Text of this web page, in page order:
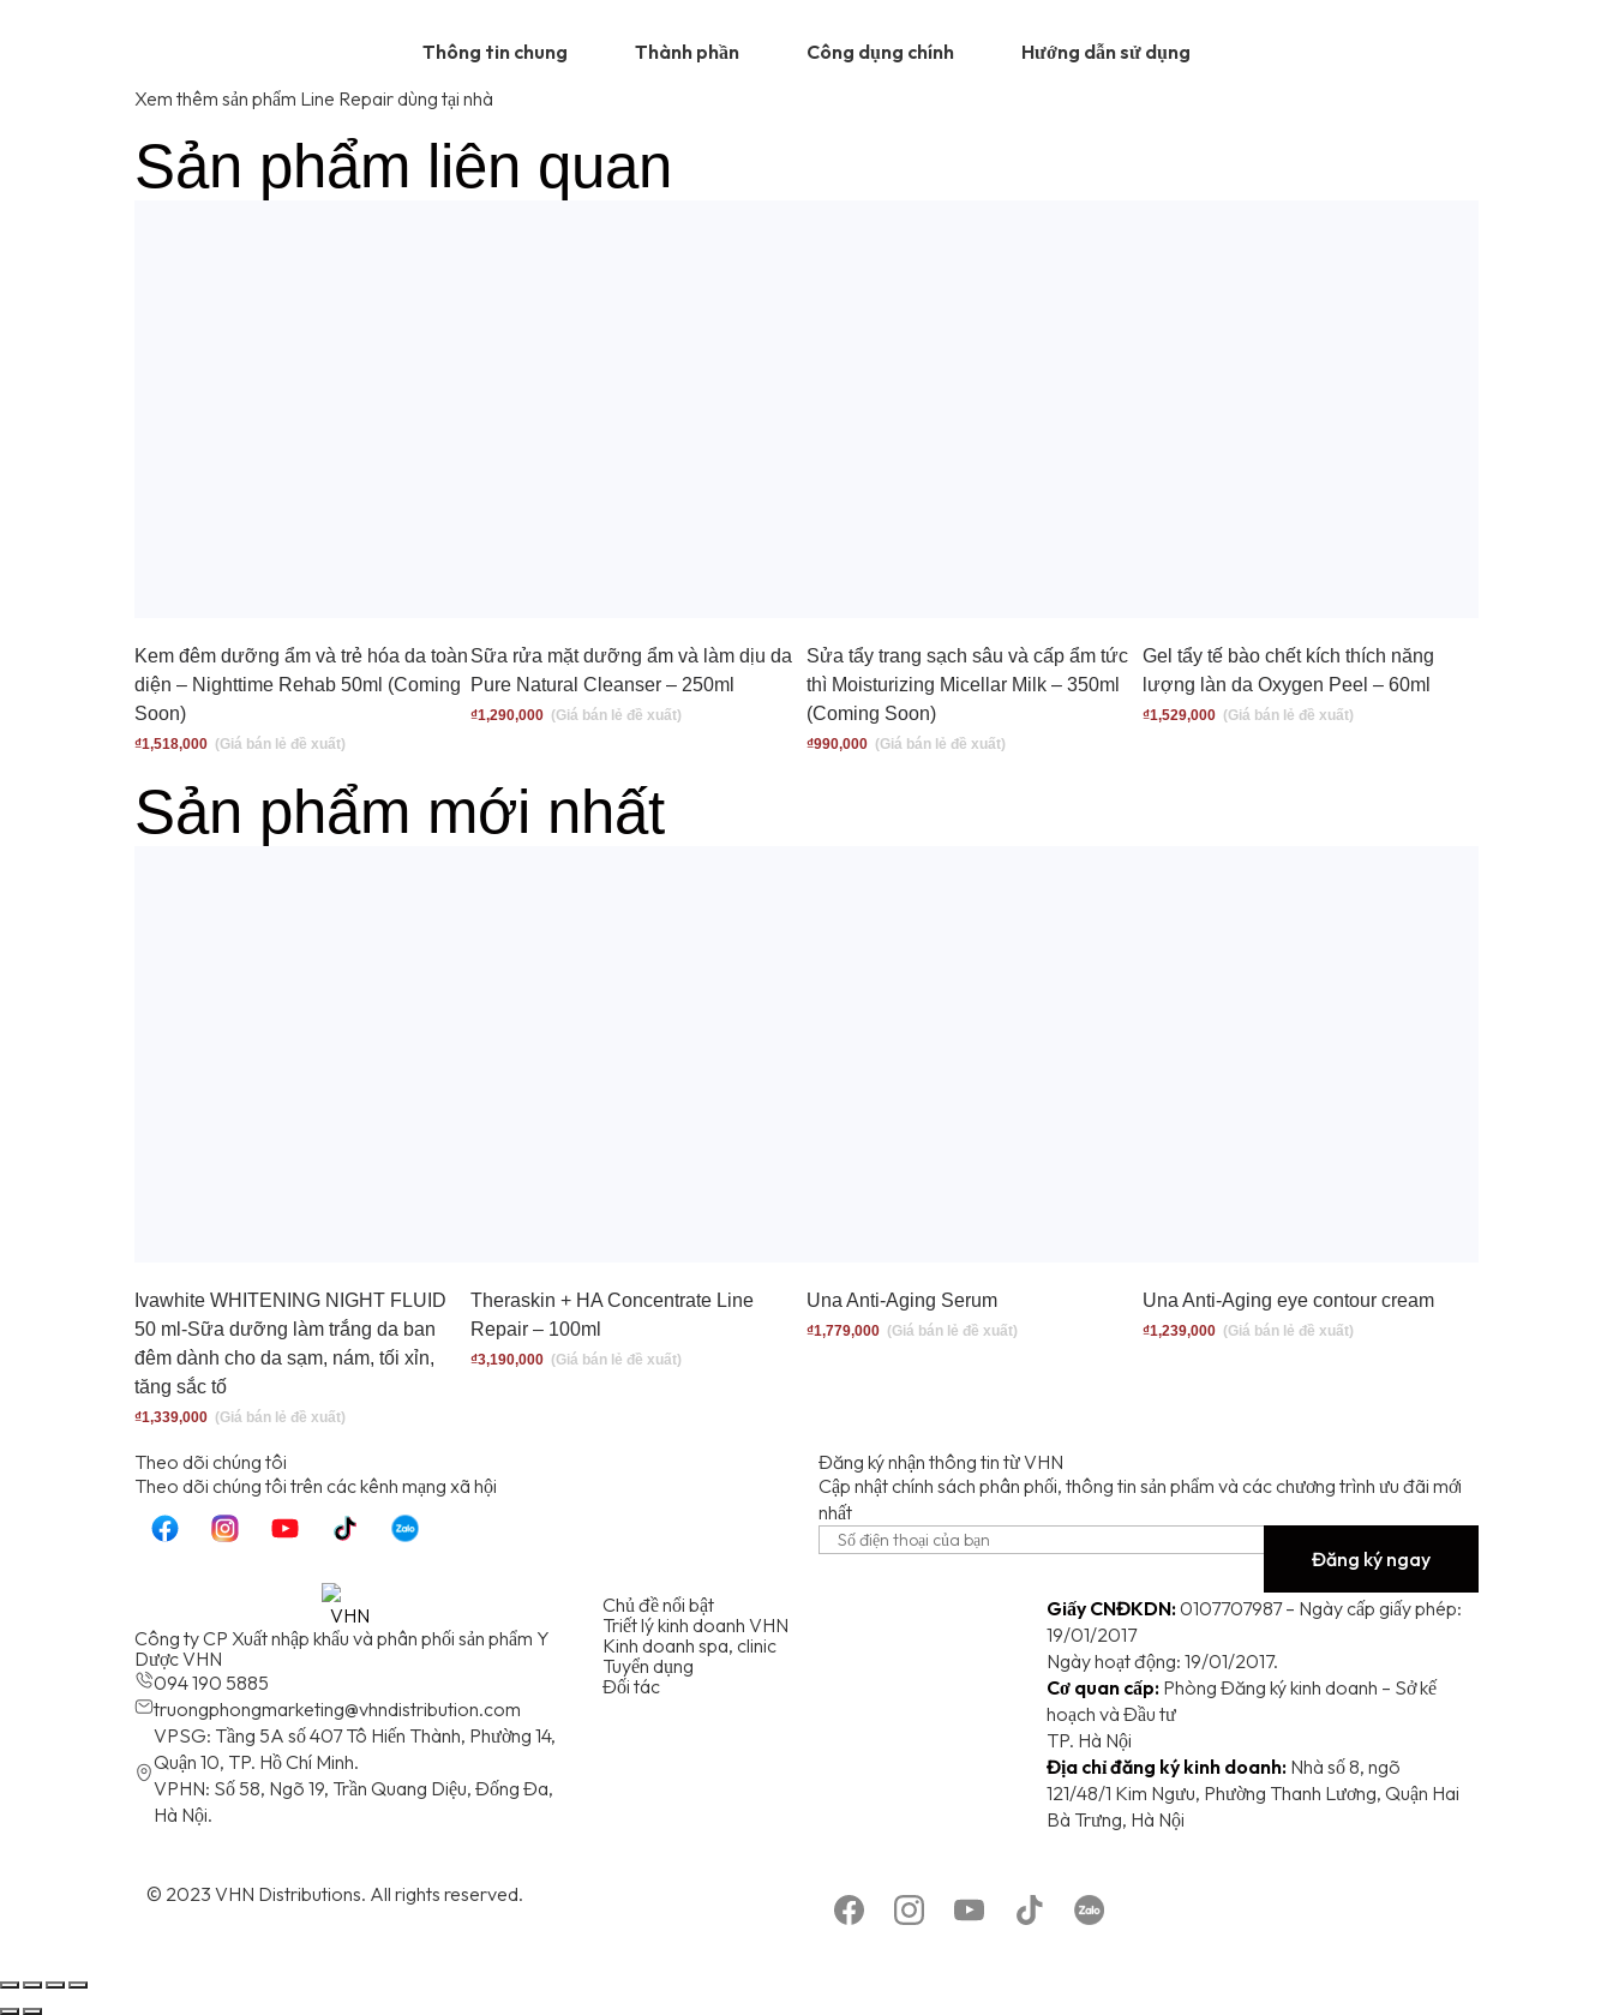
Thông tin chung Thành phần Công dụng chính
Hướng dẫn sử dụng
Xem thêm sản phẩm Line Repair dùng tại nhà
Sản phẩm liên quan
Kem đêm dưỡng ẩm và trẻ hóa da toàn
diện – Nighttime Rehab 50ml (Coming
Soon)
₫1,518,000
Sữa rửa mặt dưỡng ẩm và làm dịu da
Pure Natural Cleanser – 250ml
₫1,290,000
Sửa tẩy trang sạch sâu và cấp ẩm tức
thì Moisturizing Micellar Milk – 350ml
(Coming Soon)
₫990,000
Gel tẩy tế bào chết kích thích năng
lượng làn da Oxygen Peel – 60ml
₫1,529,000
Sản phẩm mới nhất
Ivawhite WHITENING NIGHT FLUID
50 ml-Sữa dưỡng làm trắng da ban
đêm dành cho da sạm, nám, tối xỉn,
tăng sắc tố
₫1,339,000
Theraskin + HA Concentrate Line
Repair – 100ml
₫3,190,000
Una Anti-Aging Serum
₫1,779,000
Una Anti-Aging eye contour cream
₫1,239,000
Theo dõi chúng tôi
Theo dõi chúng tôi trên các kênh mạng xã hội
Đăng ký nhận thông tin từ VHN
Cập nhật chính sách phân phối, thông tin sản phẩm và các chương trình ưu đãi mới
nhất
Đăng ký ngay
Công ty CP Xuất nhập khẩu và phân phối sản phẩm Y
Dược VHN
094 190 5885
truongphongmarketing@vhndistribution.com
VPSG: Tầng 5A số 407 Tô Hiến Thành, Phường 14,
Quận 10, TP. Hồ Chí Minh.
VPHN: Số 58, Ngõ 19, Trần Quang Diệu, Đống Đa,
Hà Nội.
Chủ đề nổi bật
Triết lý kinh doanh VHN
Kinh doanh spa, clinic
Tuyển dụng
Đối tác
Giấy CNĐKDN:0107707987 – Ngày cấp giấy phép:
19/01/2017
Ngày hoạt động: 19/01/2017.
Cơ quan cấp:Phòng Đăng ký kinh doanh – Sở kế
hoạch và Đầu tư
TP. Hà Nội
Địa chỉ đăng ký kinh doanh:Nhà số 8, ngõ
121/48/1 Kim Ngưu, Phường Thanh Lương, Quận Hai
Bà Trưng, Hà Nội
© 2023 VHN Distributions. All rights reserved.